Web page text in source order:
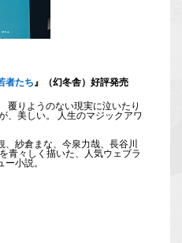
者たち』（幻冬舎）好評発売
覆りようのない現実に泣いたり
、美しい。 人生のマジックアワ
紗倉まな、今泉力哉、長谷川
青々しく描いた、人気ウェブラ
小説。